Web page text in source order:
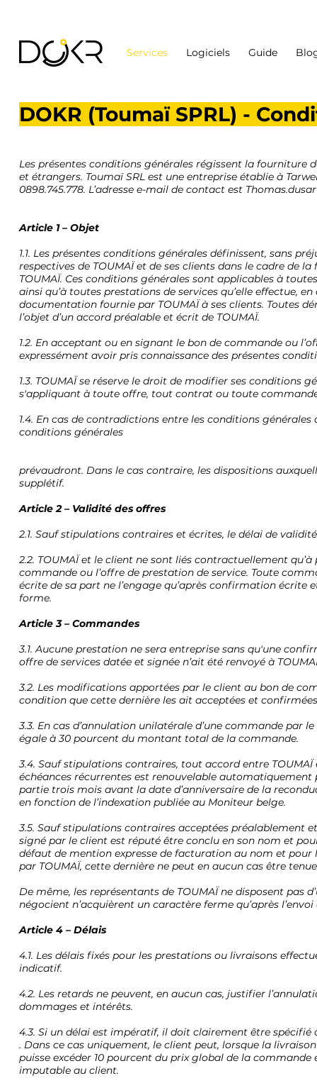
Services Logiciels Guide
DOKR (Toumaï SPRL) -
Les présentes conditions générales régissent la fourniture
et étrangers. Toumaï SRL est une entreprise établie à
0898.745.778. L’adresse e-mail de contact est
Article 1 – Objet
1.1. Les présentes conditions générales définissent, sans
respectives de TOUMAÏ et de ses clients dans le cadre de
TOUMAÏ. Ces conditions générales sont applicables à
ainsi qu’à toutes prestations de services qu’elle effectue,
documentation fournie par TOUMAÏ à ses clients. Toutes
l’objet d’un accord préalable et écrit de TOUMAÏ.
1.2. En acceptant ou en signant le bon de commande ou
expressément avoir pris connaissance des présentes
1.3. TOUMAÏ se réserve le droit de modifier ses conditions
s'appliquant à toute offre, tout contrat ou toute
1.4. En cas de contradictions entre les conditions
conditions générales
prévaudront. Dans le cas contraire, les dispositions
supplétif.
Article 2 – Validité des offres
2.1. Sauf stipulations contraires et écrites, le délai de
2.2. TOUMAÏ et le client ne sont liés contractuellement
commande ou l’offre de prestation de service. Toute
écrite de sa part ne l’engage qu’après confirmation écrite
forme.
Article 3 – Commandes
3.1. Aucune prestation ne sera entreprise sans qu'une
offre de services datée et signée n’ait été renvoyé à
3.2. Les modifications apportées par le client au bon de
condition que cette dernière les ait acceptées et
3.3. En cas d’annulation unilatérale d’une commande par
égale à 30 pourcent du montant total de la commande.
3.4. Sauf stipulations contraires, tout accord entre
échéances récurrentes est renouvelable
partie trois mois avant la date d’anniversaire de la
en fonction de l’indexation publiée au Moniteur belge.
3.5. Sauf stipulations contraires acceptées préalablement
signé par le client est réputé être conclu en son nom et
défaut de mention expresse de facturation au nom et
par TOUMAÏ, cette dernière ne peut en aucun cas être
De même, les représentants de TOUMAÏ ne disposent pas
négocient n’acquièrent un caractère ferme qu’après
Article 4 – Délais
4.1. Les délais fixés pour les prestations ou livraisons
indicatif.
4.2. Les retards ne peuvent, en aucun cas, justifier
dommages et intérêts.
4.3. Si un délai est impératif, il doit clairement être
. Dans ce cas uniquement, le client peut, lorsque la
puisse excéder 10 pourcent du prix global de la
imputable au client.